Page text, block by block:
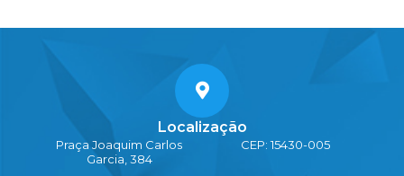
Localização
Praça Joaquim Carlos
Garcia, 384
CEP: 15430-005